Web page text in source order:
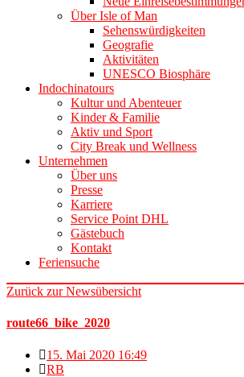
Über Isle of Man
Sehenswürdigkeiten
Geografie
Aktivitäten
UNESCO Biosphäre
Indochinatours
Kultur und Abenteuer
Kinder & Familie
Aktiv und Sport
City Break und Wellness
Unternehmen
Über uns
Presse
Karriere
Service Point DHL
Gästebuch
Kontakt
Feriensuche
Zurück zur Newsübersicht
route66_bike_2020
15. Mai 2020 16:49
RB